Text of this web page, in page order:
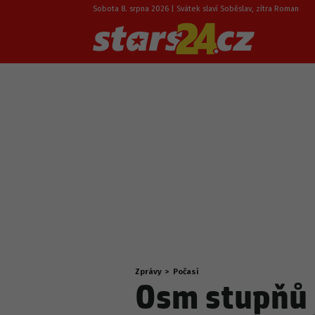
Sobota 8. srpna 2026 | Svátek slaví Soběslav, zítra Roman
Nacházíte
se
zde:
Zprávy > Počasí
Osm